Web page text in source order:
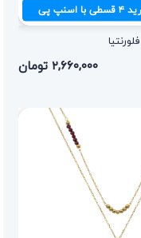
۴قسطی با اسنپ پی
۲,۶۶۰,۰۰۰ تومان